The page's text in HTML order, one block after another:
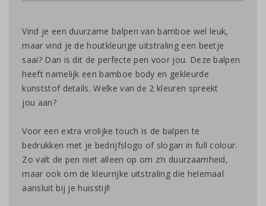
Vind je een duurzame balpen van bamboe wel leuk,
maar vind je de houtkleurige uitstraling een beetje
saai? Dan is dit de perfecte pen voor jou. Deze balpen
heeft namelijk een bamboe body en gekleurde
kunststof details. Welke van de 2 kleuren spreekt
jou aan?
Voor een extra vrolijke touch is de balpen te
bedrukken met je bedrijfslogo of slogan in full colour.
Zo valt de pen niet alleen op om z’n duurzaamheid,
maar ook om de kleurrijke uitstraling die helemaal
aansluit bij je huisstijl!